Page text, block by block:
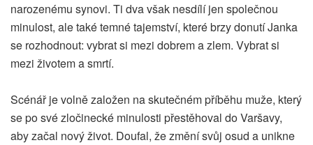
narozenému synovi. Ti dva však nesdílí jen společnou
minulost, ale také temné tajemství, které brzy donutí Janka
se rozhodnout: vybrat si mezi dobrem a zlem. Vybrat si
mezi životem a smrtí.
Scénář je volně založen na skutečném příběhu muže, který
se po své zločinecké minulosti přestěhoval do Varšavy,
aby začal nový život. Doufal, že změní svůj osud a unikne